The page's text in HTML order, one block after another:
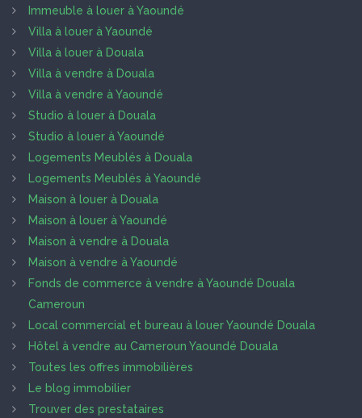
Immeuble à louer à Yaoundé
Villa à louer à Yaoundé
Villa à louer à Douala
Villa à vendre à Douala
Villa à vendre à Yaoundé
Studio à louer à Douala
Studio à louer à Yaoundé
Logements Meublés à Douala
Logements Meublés à Yaoundé
Maison à louer à Douala
Maison à louer à Yaoundé
Maison à vendre à Douala
Maison à vendre à Yaoundé
Fonds de commerce à vendre à Yaoundé Douala
Cameroun
Local commercial et bureau à louer Yaoundé Douala
Hôtel à vendre au Cameroun Yaoundé Douala
Toutes les offres immobilières
Le blog immobilier
Trouver des prestataires